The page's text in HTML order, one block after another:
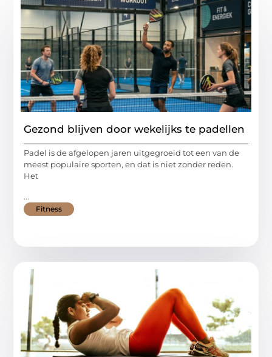
Gezond blijven door wekelijks te padellen
Padel is de afgelopen jaren uitgegroeid tot een van de
meest populaire sporten, en dat is niet zonder reden.
Het
...
Fitness